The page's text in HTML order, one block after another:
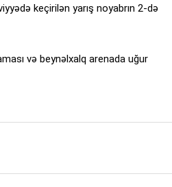
keçirilən yarış noyabrın 2-də
və beynəlxalq arenada uğur